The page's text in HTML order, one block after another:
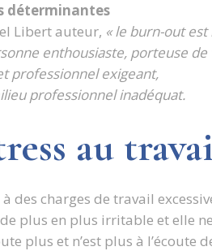
déterminantes
Libert auteur, « le burn-out
enthousiaste, porteuse
professionnel exigeant,
professionnel inadéquat.
au
des charges de travail
plus en plus irritable et elle
plus et n’est plus à l’écoute